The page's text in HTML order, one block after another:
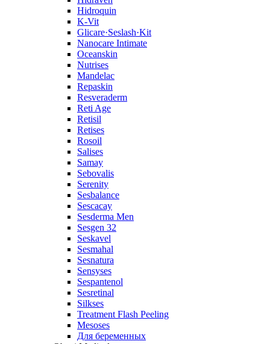
Hidroquin
K-Vit
Glicare·Seslash·Kit
Nanocare Intimate
Oceanskin
Nutrises
Mandelac
Repaskin
Resveraderm
Reti Age
Retisil
Retises
Rosoil
Salises
Samay
Sebovalis
Serenity
Sesbalance
Sescacay
Sesderma Men
Sesgen 32
Seskavel
Sesmahal
Sesnatura
Sensyses
Sespantenol
Sesretinal
Silkses
Treatment Flash Peeling
Mesoses
Для беременных